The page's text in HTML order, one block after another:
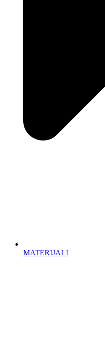
MATERIJALI